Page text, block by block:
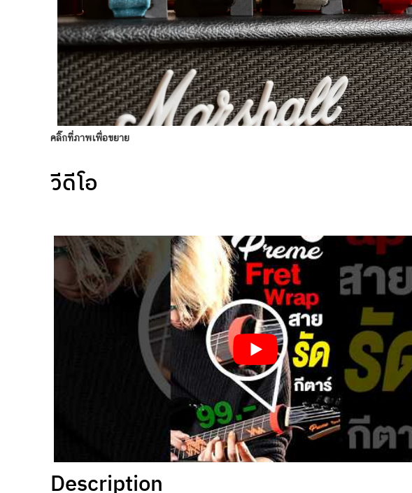
คลิ๊กที่ภาพเพื่อขยาย
วีดีโอ
Description